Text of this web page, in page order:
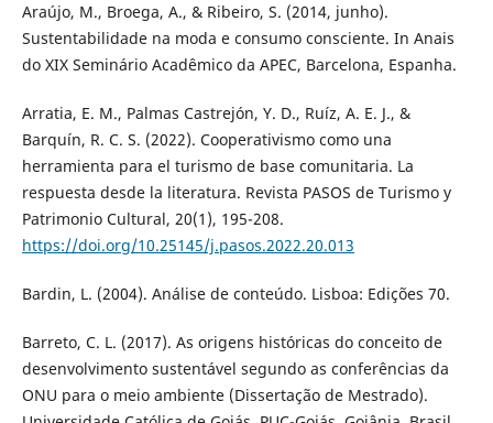
Araújo, M., Broega, A., & Ribeiro, S. (2014, junho).
Sustentabilidade na moda e consumo consciente. In Anais
do XIX Seminário Acadêmico da APEC, Barcelona, Espanha.
Arratia, E. M., Palmas Castrejón, Y. D., Ruíz, A. E. J., &
Barquín, R. C. S. (2022). Cooperativismo como una
herramienta para el turismo de base comunitaria. La
respuesta desde la literatura. Revista PASOS de Turismo y
Patrimonio Cultural, 20(1), 195-208.
https://doi.org/10.25145/j.pasos.2022.20.013
Bardin, L. (2004). Análise de conteúdo. Lisboa: Edições 70.
Barreto, C. L. (2017). As origens históricas do conceito de
desenvolvimento sustentável segundo as conferências da
ONU para o meio ambiente (Dissertação de Mestrado).